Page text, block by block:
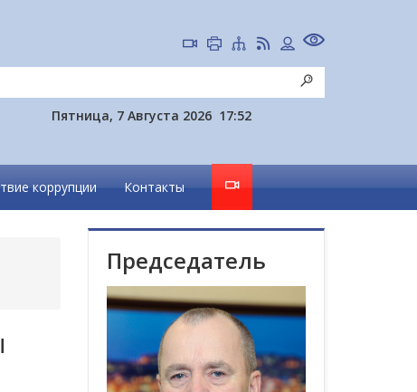
Пятница, 7 Августа 2026 17:52
коррупции Контакты
Председатель